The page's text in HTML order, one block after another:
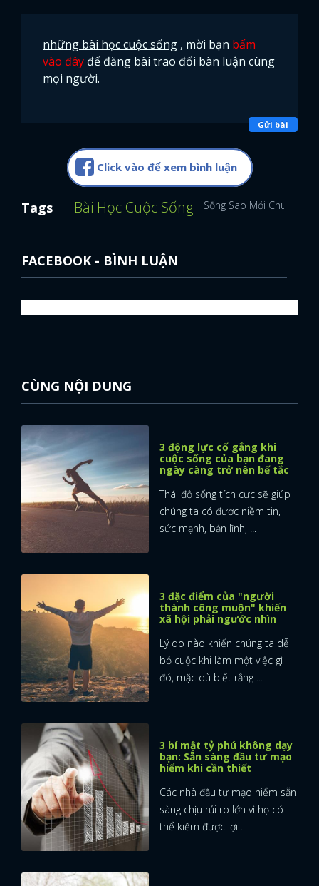
ĐĂNG NHẬP
những bài học cuộc sống , mời bạn bấm
vào đây để đăng bài trao đổi bàn luận cùng
mọi người.
Gửi bài
Click vào để xem bình luận
Tags Bài Học Cuộc Sống Sống Sao Mới Chuẩn
FACEBOOK - BÌNH LUẬN
CÙNG NỘI DUNG
3 động lực cố gắng khi
cuộc sống của bạn đang
ngày càng trở nên bế tắc
Thái độ sống tích cực sẽ giúp
chúng ta có được niềm tin,
sức mạnh, bản lĩnh, ...
3 đặc điểm của "người
thành công muộn" khiến
xã hội phải ngước nhìn
Lý do nào khiến chúng ta dễ
bỏ cuộc khi làm một việc gì
đó, mặc dù biết rằng ...
3 bí mật tỷ phú không dạy
bạn: Sẵn sàng đầu tư mạo
hiểm khi cần thiết
Các nhà đầu tư mạo hiểm sẵn
sàng chịu rủi ro lớn vì họ có
thể kiếm được lợi ...